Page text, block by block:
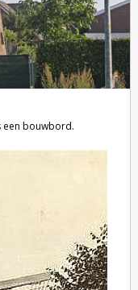
een bouwbord.